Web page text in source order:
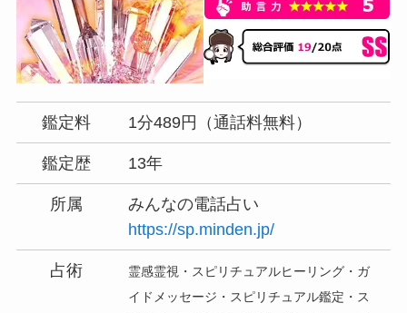
鑑定料 1分489円（通話料無料）
鑑定歴 13年
所属
みんなの電話占い
https://sp.minden.jp/
占術
霊感霊視・スピリチュアルヒーリング・ガ
イドメッセージ・スピリチュアル鑑定・ス